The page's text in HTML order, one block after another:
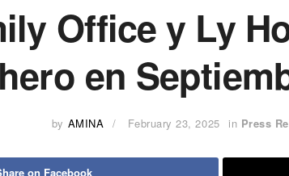
Office y Ly
en
by AMINA February 23, 2025 in Press
on Facebook